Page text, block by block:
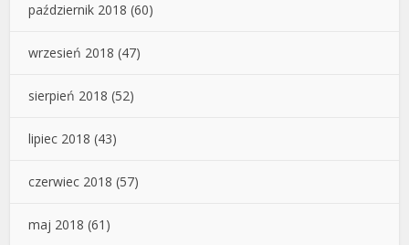
październik 2018 (60)
wrzesień 2018 (47)
sierpień 2018 (52)
lipiec 2018 (43)
czerwiec 2018 (57)
maj 2018 (61)